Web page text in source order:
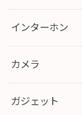
インターホン
カメラ
ガジェット